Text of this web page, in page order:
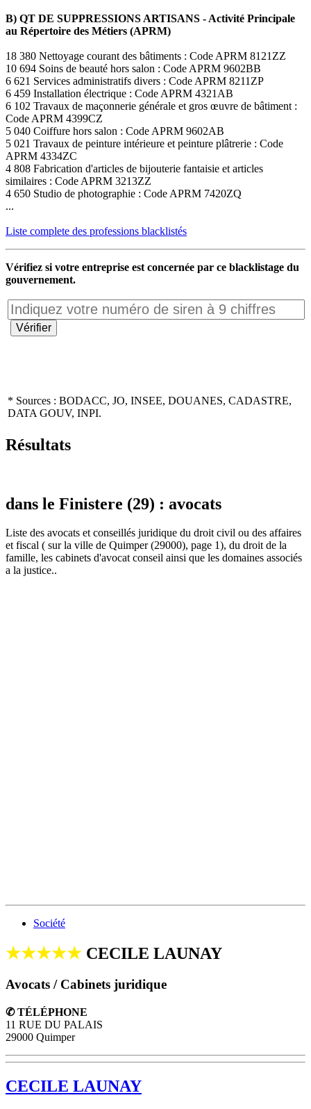
B) QT DE SUPPRESSIONS ARTISANS - Activité Principale
au Répertoire des Métiers (APRM)
18 380 Nettoyage courant des bâtiments : Code APRM 8121ZZ
10 694 Soins de beauté hors salon : Code APRM 9602BB
6 621 Services administratifs divers : Code APRM 8211ZP
6 459 Installation électrique : Code APRM 4321AB
6 102 Travaux de maçonnerie générale et gros œuvre de bâtiment :
Code APRM 4399CZ
5 040 Coiffure hors salon : Code APRM 9602AB
5 021 Travaux de peinture intérieure et peinture plâtrerie : Code
APRM 4334ZC
4 808 Fabrication d'articles de bijouterie fantaisie et articles
similaires : Code APRM 3213ZZ
4 650 Studio de photographie : Code APRM 7420ZQ
...
Liste complete des professions blacklistés
Vérifiez si votre entreprise est concernée par ce blacklistage du
gouvernement.
* Sources : BODACC, JO, INSEE, DOUANES, CADASTRE,
DATA GOUV, INPI.
Résultats
dans le Finistere (29) : avocats
Liste des avocats et conseillés juridique du droit civil ou des affaires
et fiscal ( sur la ville de Quimper (29000), page 1), du droit de la
famille, les cabinets d'avocat conseil ainsi que les domaines associés
a la justice..
Société
★★★★★ CECILE LAUNAY
Avocats / Cabinets juridique
✆ TÉLÉPHONE
11 RUE DU PALAIS
29000 Quimper
CECILE LAUNAY